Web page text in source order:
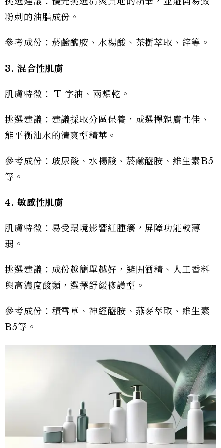
粉刺的油脂成份。
參考成份：菸鹼醯胺、水楊酸、茶樹萃取、鋅等。
3. 混合性肌膚
肌膚特徵： T 字油、兩頰乾。
挑選建議：建議採取分區保養，或選擇親膚性佳、
能平衡油水的清爽型精華。
參考成份：玻尿酸、水楊酸、菸鹼醯胺、維生素B5
等。
4. 敏感性肌膚
肌膚特徵：易受環境影響紅腫癢，屏障功能較薄
弱。
挑選建議：成份越簡單越好，避開酒精、人工香料
與高濃度酸類，選擇舒緩修護型。
參考成份：積雪草、神經醯胺、燕麥萃取、維生素
B5等。